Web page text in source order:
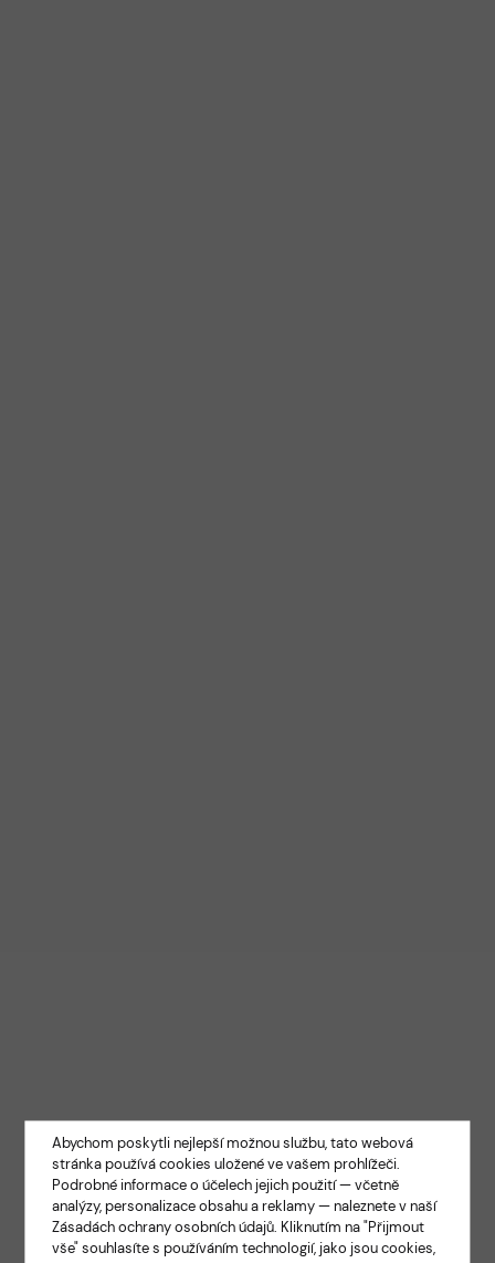
Abychom poskytli nejlepší možnou službu, tato webová
stránka používá cookies uložené ve vašem prohlížeči.
Podrobné informace o účelech jejich použití — včetně
analýzy, personalizace obsahu a reklamy — naleznete v naší
Zásadách ochrany osobních údajů. Kliknutím na "Přijmout
vše" souhlasíte s používáním technologií, jako jsou cookies,